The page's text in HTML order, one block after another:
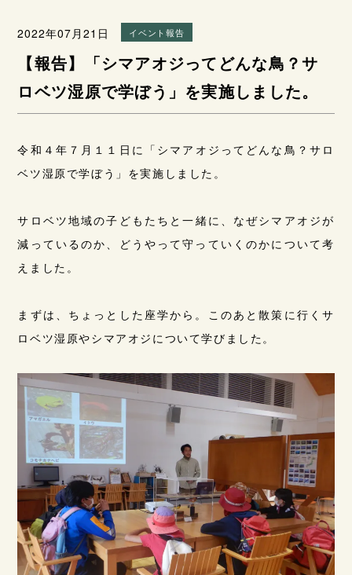
2022年07月21日 イベント報告
【報告】「シマアオジってどんな鳥？サ
ロベツ湿原で学ぼう」を実施しました。
令和４年７月１１日に「シマアオジってどんな鳥？サロ
ベツ湿原で学ぼう」を実施しました。
サロベツ地域の子どもたちと一緒に、なぜシマアオジが
減っているのか、どうやって守っていくのかについて考
えました。
まずは、ちょっとした座学から。このあと散策に行くサ
ロベツ湿原やシマアオジについて学びました。